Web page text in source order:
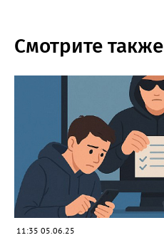
Смотрите также
11:35 05.06.25